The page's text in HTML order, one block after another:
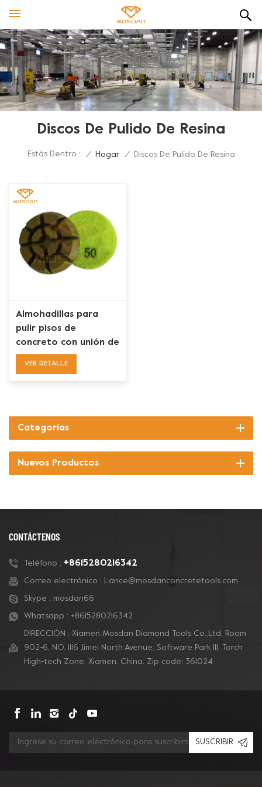
Discos De Pulido De Resina
Estás Dentro : / Hogar / Discos De Pulido De Resina
Almohadillas para
pulir pisos de
concreto con unión de
resina de 3 pulgadas
VER DETALLE
Categorías
Nuevos Productos
CONTÁCTENOS
Teléfono : +8615280216342
Correo electrónico : Lance@mosdanconcretetools.com
Skype : mosdan66
Whatsapp : +8615280216342
DIRECCIÓN : Xiamen Mosdan Diamond Tools Co.,Ltd. Room
902-6, NO. 1116 Jimei North Avenue, Software Park Ill, Torch
High-tech Zone, Xiamen, China. Zip code: 361024
SUSCRIBIR